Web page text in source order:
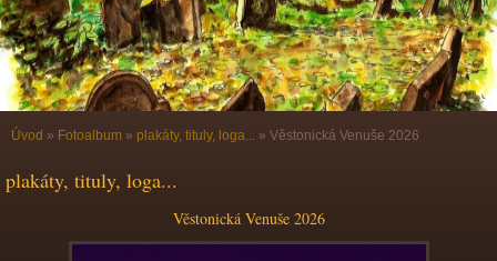
Úvod » Fotoalbum » plakáty, tituly, loga... » Věstonická Venuše 2026
plakáty, tituly, loga...
Věstonická Venuše 2026